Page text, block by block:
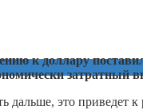
к доллару
затратный
дальше, это приведет